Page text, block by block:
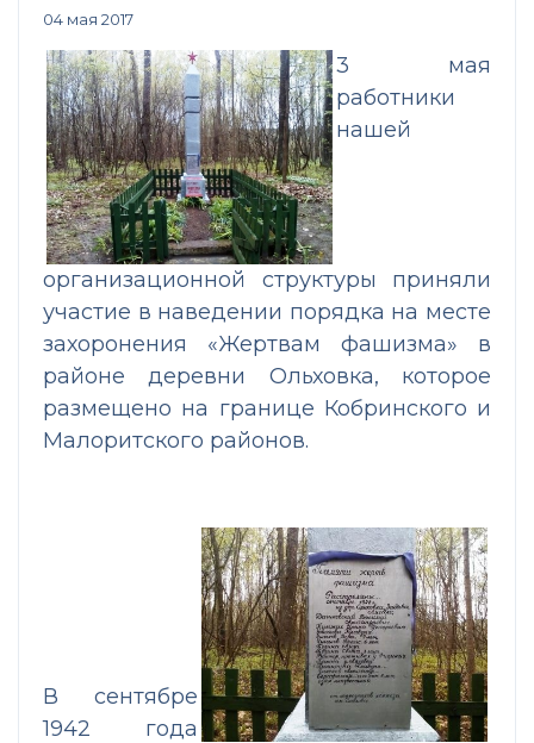
04 мая 2017
3 мая
работники
нашей
организационной структуры приняли
участие в наведении порядка на месте
захоронения «Жертвам фашизма» в
районе деревни Ольховка, которое
размещено на границе Кобринского и
Малоритского районов.
В сентябре
1942 года